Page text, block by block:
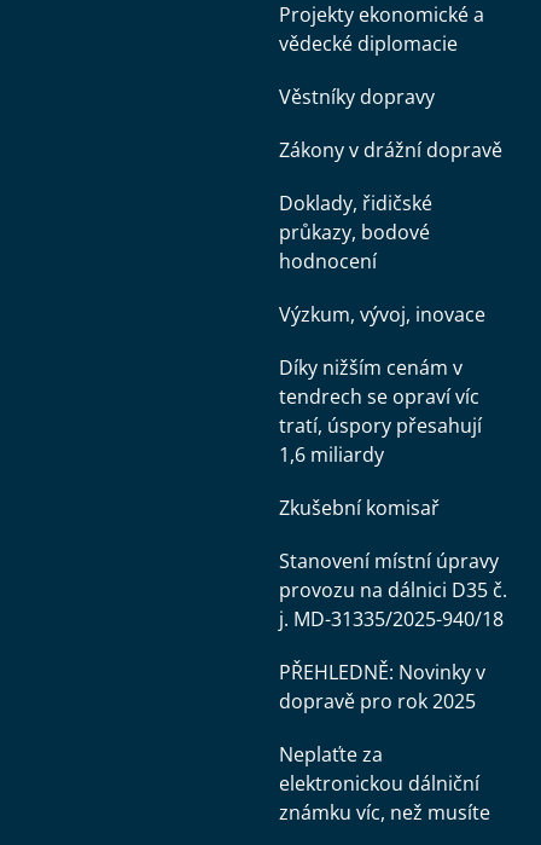
Projekty ekonomické a
vědecké diplomacie
Věstníky dopravy
Zákony v drážní dopravě
Doklady, řidičské
průkazy, bodové
hodnocení
Výzkum, vývoj, inovace
Díky nižším cenám v
tendrech se opraví víc
tratí, úspory přesahují
1,6 miliardy
Zkušební komisař
Stanovení místní úpravy
provozu na dálnici D35 č.
j. MD-31335/2025-940/18
PŘEHLEDNĚ: Novinky v
dopravě pro rok 2025
Neplaťte za
elektronickou dálniční
známku víc, než musíte